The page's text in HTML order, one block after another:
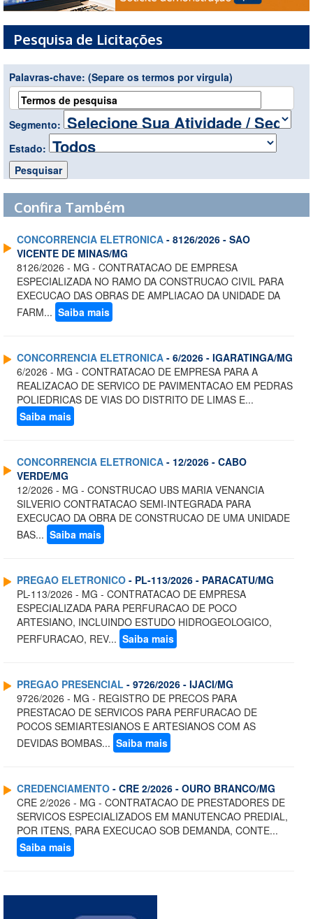
Pesquisa de Licitações
Palavras-chave: (Separe os termos por virgula)
Segmento:
Estado:
Confira Também
CONCORRENCIA ELETRONICA - 8126/2026 - SAO
VICENTE DE MINAS/MG
8126/2026 - MG - CONTRATACAO DE EMPRESA
ESPECIALIZADA NO RAMO DA CONSTRUCAO CIVIL PARA
EXECUCAO DAS OBRAS DE AMPLIACAO DA UNIDADE DA
FARM... Saiba mais
CONCORRENCIA ELETRONICA - 6/2026 - IGARATINGA/MG
6/2026 - MG - CONTRATACAO DE EMPRESA PARA A
REALIZACAO DE SERVICO DE PAVIMENTACAO EM PEDRAS
POLIEDRICAS DE VIAS DO DISTRITO DE LIMAS E...
Saiba mais
CONCORRENCIA ELETRONICA - 12/2026 - CABO
VERDE/MG
12/2026 - MG - CONSTRUCAO UBS MARIA VENANCIA
SILVERIO CONTRATACAO SEMI-INTEGRADA PARA
EXECUCAO DA OBRA DE CONSTRUCAO DE UMA UNIDADE
BAS... Saiba mais
PREGAO ELETRONICO - PL-113/2026 - PARACATU/MG
PL-113/2026 - MG - CONTRATACAO DE EMPRESA
ESPECIALIZADA PARA PERFURACAO DE POCO
ARTESIANO, INCLUINDO ESTUDO HIDROGEOLOGICO,
PERFURACAO, REV... Saiba mais
PREGAO PRESENCIAL - 9726/2026 - IJACI/MG
9726/2026 - MG - REGISTRO DE PRECOS PARA
PRESTACAO DE SERVICOS PARA PERFURACAO DE
POCOS SEMIARTESIANOS E ARTESIANOS COM AS
DEVIDAS BOMBAS... Saiba mais
CREDENCIAMENTO - CRE 2/2026 - OURO BRANCO/MG
CRE 2/2026 - MG - CONTRATACAO DE PRESTADORES DE
SERVICOS ESPECIALIZADOS EM MANUTENCAO PREDIAL,
POR ITENS, PARA EXECUCAO SOB DEMANDA, CONTE...
Saiba mais